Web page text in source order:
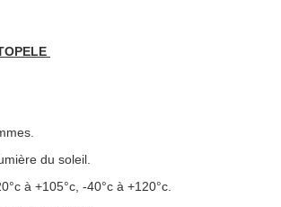
du soleil.
à +105°c, -40°c à +120°c.